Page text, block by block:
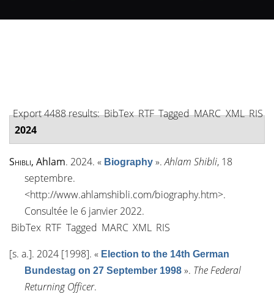
Export 4488 results:BibTex RTF Tagged MARC XML RIS
2024
Shibli, Ahlam. 2024. « Biography ».Ahlam Shibli, 18
septembre.
<http://www.ahlamshibli.com/biography.htm>.
Consultée le 6 janvier 2022.
BibTex RTF Tagged MARC XML RIS
[s. a.]. 2024 [1998]. « Election to the 14th German
Bundestag on 27 September 1998 ». The Federal
Returning Officer.